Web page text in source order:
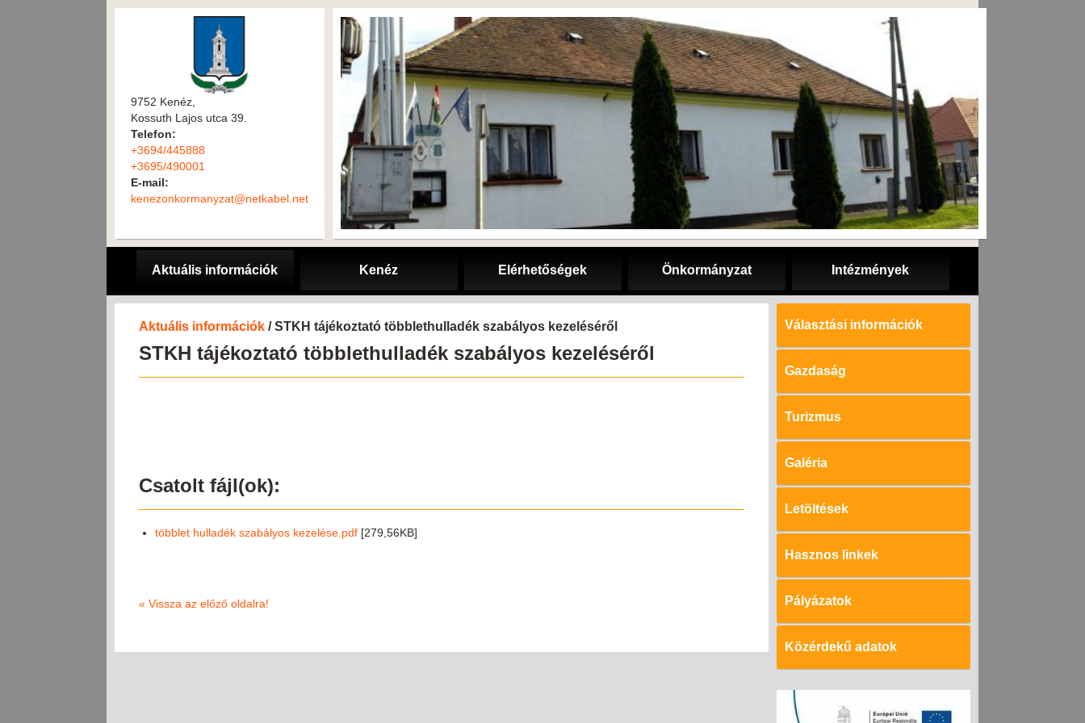
9752 Kenéz,
Kossuth Lajos utca 39.
Telefon:
+3694/445888
+3695/490001
E-mail:
kenezonkormanyzat@netkabel.net
Aktuális információk Kenéz Elérhetőségek Önkormányzat Intézmények
Aktuális információk / STKH tájékoztató többlethulladék szabályos kezeléséről
STKH tájékoztató többlethulladék szabályos kezeléséről
Csatolt fájl(ok):
többlet hulladék szabályos kezelése.pdf [279,56KB]
« Vissza az előző oldalra!
Választási információk
Gazdaság
Turizmus
Galéria
Letöltések
Hasznos linkek
Pályázatok
Közérdekű adatok